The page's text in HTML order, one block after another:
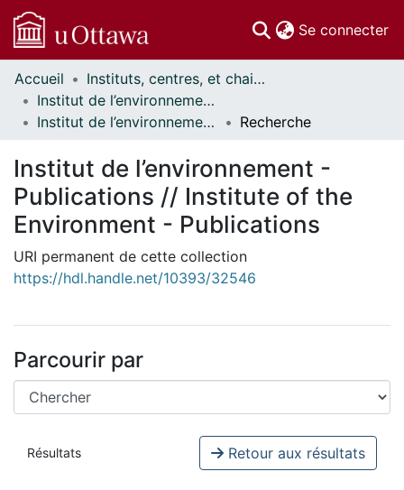
Se connecter
Communautés
et collections
Parcourir
À propos
Accueil
Instituts, centres, et chaires de recherche // Research Institutes, Centres, and Chairs
Institut de l’environnement // Institute of the Environment
Institut de l’environnement - Publications // Institute of the Environment - Publications
Recherche
Institut de l’environnement -
Publications // Institute of the
Environment - Publications
URI permanent de cette collection
https://hdl.handle.net/10393/32546
Parcourir par
Résultats Retour aux résultats